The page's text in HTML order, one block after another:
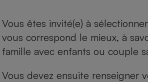
Vous êtes invité(e) à
vous correspond le mieux, à
famille avec enfants ou couple
Vous devez ensuite renseigner